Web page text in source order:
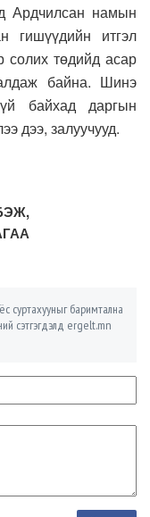
намын
гишүүдийн итгэл
солих төдийд асар
байна. Шинэ
байхад даргын
дээ, залуучууд.
суртахууныг баримтална
сэтгэгдэлд ergelt.mn